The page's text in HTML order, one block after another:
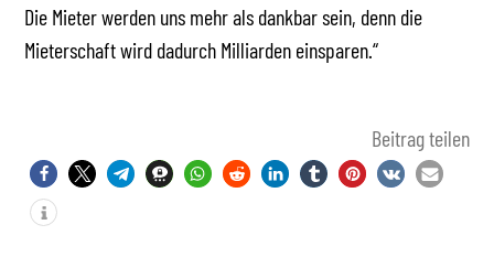
Die Mieter werden uns mehr als dankbar sein, denn die
Mieterschaft wird dadurch Milliarden einsparen.“
Beitrag teilen